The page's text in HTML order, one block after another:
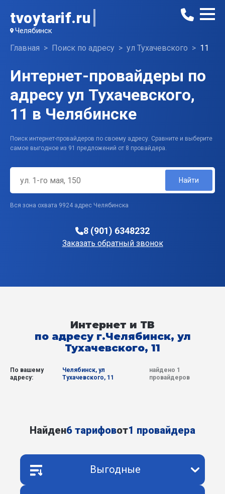
tvoytarif.ru
Челябинск
Главная Поиск по адресу ул Тухачевского 11
Интернет-провайдеры по
адресу ул Тухачевского,
11 в Челябинске
Поиск интернет-провайдеров по своему адресу. Сравните и выберите
самое выгодное из 91 предложений от 8 провайдера.
Найти
Вся зона охвата 9924 адрес Челябинска
8 (901) 6348232
Заказать обратный звонок
Интернет и ТВ
по адресу г.Челябинск, ул
Тухачевского, 11
По вашему
адресу:
Челябинск, ул
Тухачевского, 11
найдено 1
провайдеров
Найден6 тарифовот1 провайдера
Выгодные